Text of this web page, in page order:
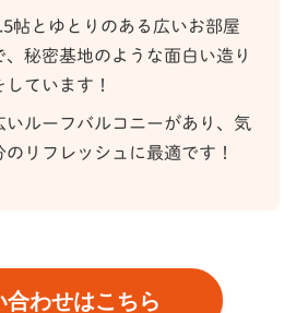
帖とゆとりのある広いお部屋
、秘密基地のような面白い造り
しています！
いルーフバルコニーがあり、気
のリフレッシュに最適です！
合わせはこちら